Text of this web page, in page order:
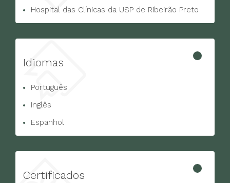
Hospital das Clínicas da USP de Ribeirão Preto
Idiomas
Português
Inglês
Espanhol
Certificados